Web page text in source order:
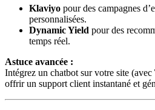
Klaviyo pour des campagnes
personnalisées.
Dynamic Yield pour des
temps réel.
Astuce avancée :
Intégrez un chatbot sur votre site (avec
offrir un support client instantané et